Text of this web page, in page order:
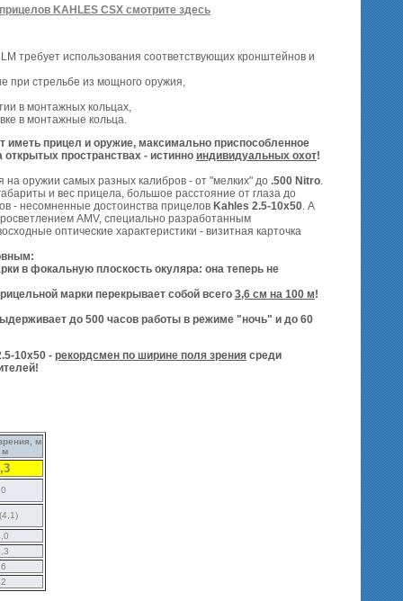
KAHLES CSX смотрите здесь
требует использования соответствующих кронштейнов и
при стрельбе из мощного оружия,
в монтажных кольцах,
в монтажные кольца.
иметь прицел и оружие, максимально приспособленное
пространствах - истинно индивидуальных охот!
на оружии самых разных калибров - от "мелких" до .500 Nitro.
и вес прицела, большое расстояние от глаза до
- несомненные достоинства прицелов Kahles 2.5-10x50. А
AMV, специально разработанным
оптические характеристики - визитная карточка
в фокальную плоскость окуляра: она теперь не
марки перекрывает собой всего 3,6 см на 100 м!
до 500 часов работы в режиме "ночь" и до 60
10x50 - рекордсмен по ширине поля зрения среди
м
м